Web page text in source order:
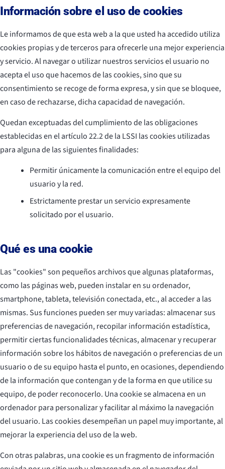
Información sobre el uso de cookies
Le informamos de que esta web a la que usted ha accedido utiliza
cookies propias y de terceros para ofrecerle una mejor experiencia
y servicio. Al navegar o utilizar nuestros servicios el usuario no
acepta el uso que hacemos de las cookies, sino que su
consentimiento se recoge de forma expresa, y sin que se bloquee,
en caso de rechazarse, dicha capacidad de navegación.
Quedan exceptuadas del cumplimiento de las obligaciones
establecidas en el artículo 22.2 de la LSSI las cookies utilizadas
para alguna de las siguientes finalidades:
Permitir únicamente la comunicación entre el equipo del
usuario y la red.
Estrictamente prestar un servicio expresamente
solicitado por el usuario.
Qué es una cookie
Las "cookies" son pequeños archivos que algunas plataformas,
como las páginas web, pueden instalar en su ordenador,
smartphone, tableta, televisión conectada, etc., al acceder a las
mismas. Sus funciones pueden ser muy variadas: almacenar sus
preferencias de navegación, recopilar información estadística,
permitir ciertas funcionalidades técnicas, almacenar y recuperar
información sobre los hábitos de navegación o preferencias de un
usuario o de su equipo hasta el punto, en ocasiones, dependiendo
de la información que contengan y de la forma en que utilice su
equipo, de poder reconocerlo. Una cookie se almacena en un
ordenador para personalizar y facilitar al máximo la navegación
del usuario. Las cookies desempeñan un papel muy importante, al
mejorar la experiencia del uso de la web.
Con otras palabras, una cookie es un fragmento de información